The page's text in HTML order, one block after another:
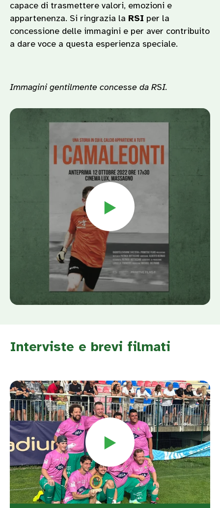
capace di trasmettere valori, emozioni e
appartenenza. Si ringrazia la RSI per la
concessione delle immagini e per aver contribuito
a dare voce a questa esperienza speciale.
Immagini gentilmente concesse da RSI.
Interviste e brevi filmati